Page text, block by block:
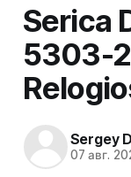
Serica
5303-
Sergey
07 авг.